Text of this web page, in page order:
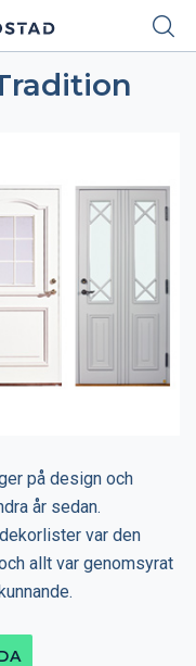
på design och
år sedan.
var den
allt var genomsyrat